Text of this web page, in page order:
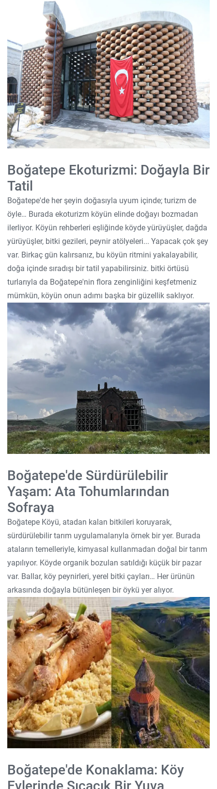
Boğatepe Ekoturizmi: Doğayla Bir
Tatil
Boğatepe'de her şeyin doğasıyla uyum içinde; turizm de
öyle… Burada ekoturizm köyün elinde doğayı bozmadan
ilerliyor. Köyün rehberleri eşliğinde köyde yürüyüşler, dağda
yürüyüşler, bitki gezileri, peynir atölyeleri... Yapacak çok şey
var. Birkaç gün kalırsanız, bu köyün ritmini yakalayabilir,
doğa içinde sıradışı bir tatil yapabilirsiniz. bitki örtüsü
turlarıyla da Boğatepe'nin flora zenginliğini keşfetmeniz
mümkün, köyün onun adımı başka bir güzellik saklıyor.
Boğatepe'de Sürdürülebilir
Yaşam: Ata Tohumlarından
Sofraya
Boğatepe Köyü, atadan kalan bitkileri koruyarak,
sürdürülebilir tarım uygulamalarıyla örnek bir yer. Burada
ataların temelleriyle, kimyasal kullanmadan doğal bir tarım
yapılıyor. Köyde organik bozulan satıldığı küçük bir pazar
var. Ballar, köy peynirleri, yerel bitki çayları… Her ürünün
arkasında doğayla bütünleşen bir öykü yer alıyor.
Boğatepe'de Konaklama: Köy